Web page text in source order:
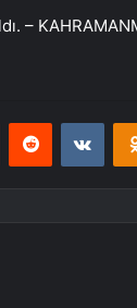
–
PinterestReddit